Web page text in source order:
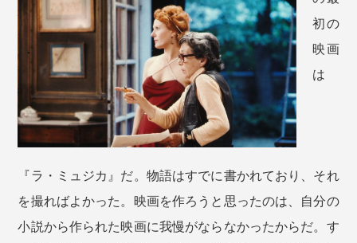
初の
映画
は
『ラ・ミュジカ』だ。物語はすでに書かれており、それ
を撮ればよかった。映画を作ろうと思ったのは、自分の
小説から作られた映画に我慢がならなかったからだ。す